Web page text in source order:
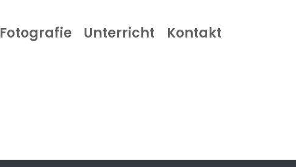
Fotografie Unterricht Kontakt